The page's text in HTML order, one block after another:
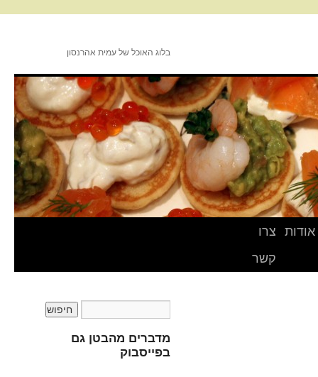
בלוג האוכל של עמית אהרנסון
אודות
צרו
קשר
מדברים מהבטן גם
בפייסבוק